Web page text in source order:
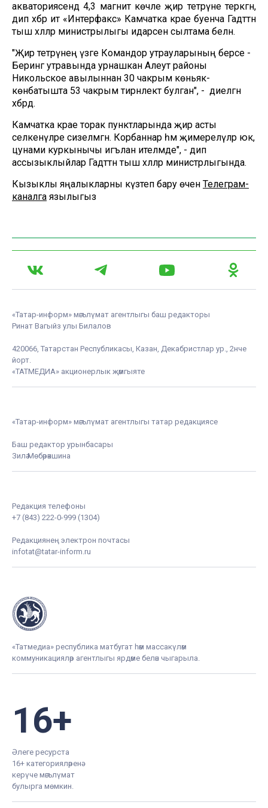
акваториясендә 4,3 магнит көчле җир тетрәүне теркәгән,
дип хәбәр итә «Интерфакс» Камчатка крае буенча Гадәттән
тыш хәлләр министрылыгы идарәсенә сылтама белән.
"Җир тетрәүнең үзәге Командор утрауларының берсе -
Беринг утравында урнашкан Алеут районы
Никольское авылыннан 30 чакрым көньяк-
көнбатышта 53 чакрым тирәнлектә булган", - диелгән
хәбәрдә.
Камчатка крае торак пунктларында җир асты
селкенүләре сизелмәгән. Корбаннар һәм җимерелүләр юк,
цунами куркынычы игълан ителмәде", - дип
ассызыклыйлар Гадәттән тыш хәлләр министрлыгында.
Кызыклы яңалыкларны күзәтеп бару өчен Телеграм-
каналга язылыгыз
«Татар-информ» мәгълүмат агентлыгы баш редакторы
Ринат Вагыйз улы Билалов
420066, Татарстан Республикасы, Казан, Декабристлар ур., 2нче
йорт.
«ТАТМЕДИА» акционерлык җәмгыяте
«Татар-информ» мәгълүмат агентлыгы татар редакциясе
Баш редактор урынбасары
Зилә Мөбәрәкшина
Редакция телефоны
+7 (843) 222-0-999 (1304)
Редакциянең электрон почтасы
infotat@tatar-inform.ru
«Татмедиа» республика матбугат һәм массакүләм
коммуникацияләр агентлыгы ярдәме белән чыгарыла.
16+
Әлеге ресурста
16+ категорияләренә
керүче мәгълүмат
булырга мөмкин.